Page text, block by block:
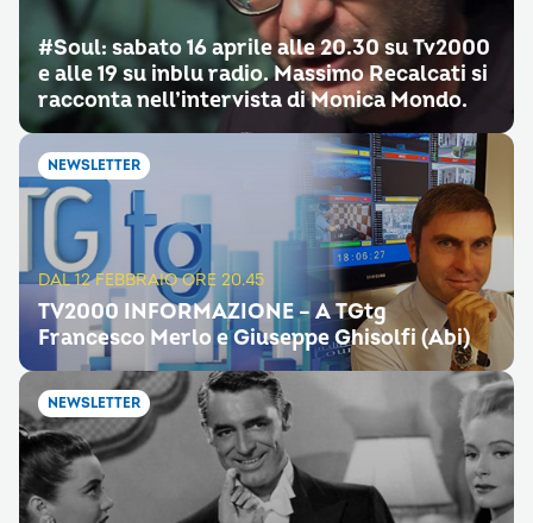
#Soul: sabato 16 aprile alle 20.30 su Tv2000
e alle 19 su inblu radio. Massimo Recalcati si
racconta nell’intervista di Monica Mondo.
NEWSLETTER
DAL 12 FEBBRAIO ORE 20.45
TV2000 INFORMAZIONE – A TGtg
Francesco Merlo e Giuseppe Ghisolfi (Abi)
NEWSLETTER